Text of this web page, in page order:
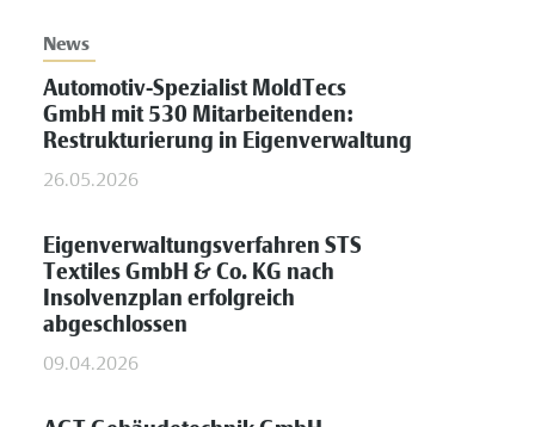
News
Automotiv-Spezialist MoldTecs
GmbH mit 530 Mitarbeitenden:
Restrukturierung in Eigenverwaltung
26.05.2026
Eigenverwaltungsverfahren STS
Textiles GmbH & Co. KG nach
Insolvenzplan erfolgreich
abgeschlossen
09.04.2026